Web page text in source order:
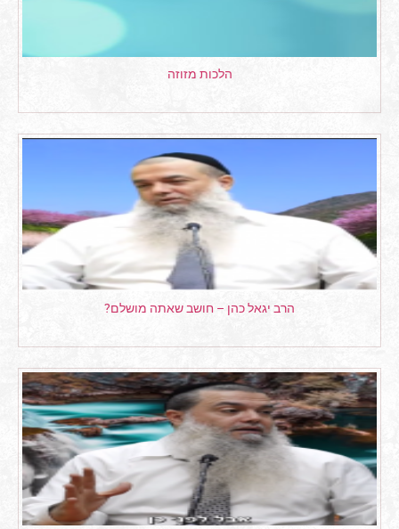
הלכות מזוזה
הרב יגאל כהן – חושב שאתה מושלם?